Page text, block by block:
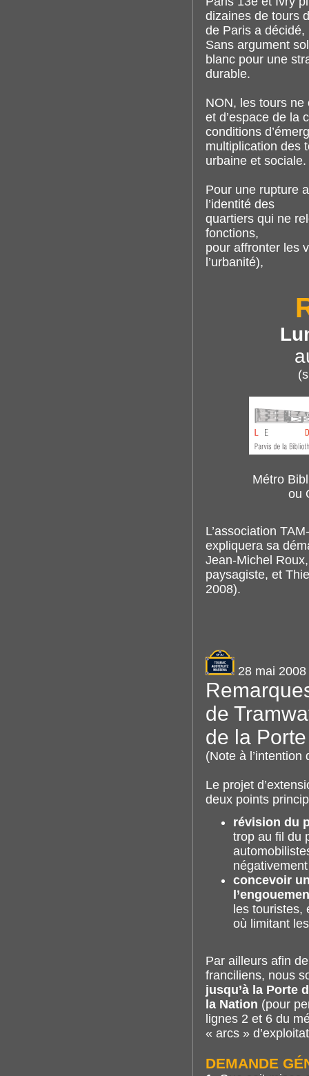
dizaines de tours
de Paris a
Sans argument
blanc pour une
durable.
NON, les tours
et d’espace de la
conditions
multiplication des
urbaine et sociale.
Pour une rupture
l’identité des
quartiers qui ne
fonctions,
pour affronter les
l’urbanité),
Métro
ou
L’association
expliquera sa
Jean-Michel
paysagiste, et
2008).
28 mai 2008
de
de la
(Note à
Le projet
deux points
révision du
trop au fil du
concevoir
les touristes,
où limitant
Par ailleurs afin
franciliens, nous
jusqu’à la Porte
la Nation (pour
lignes 2 et 6 du
« arcs »
DEMANDE